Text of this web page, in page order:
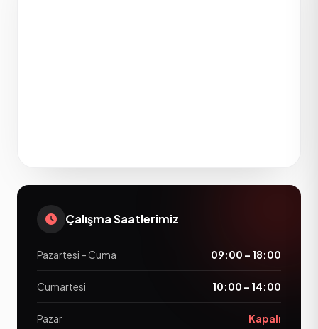
Çalışma Saatlerimiz
Pazartesi – Cuma 09:00 – 18:00
Cumartesi 10:00 – 14:00
Pazar Kapalı